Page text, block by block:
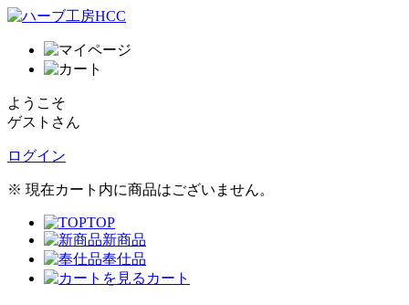
ようこそ
ゲストさん
ログイン
※ 現在カート内に商品はございません。
TOP
新商品
奉仕品
カート